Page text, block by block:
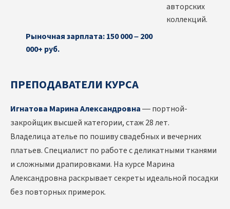
авторских
коллекций.
Рыночная зарплата: 150 000 – 200
000+ руб.
ПРЕПОДАВАТЕЛИ КУРСА
Игнатова Марина Александровна— портной-
закройщик высшей категории, стаж 28 лет.
Владелица ателье по пошиву свадебных и вечерних
платьев. Специалист по работе с деликатными тканями
и сложными драпировками. На курсе Марина
Александровна раскрывает секреты идеальной посадки
без повторных примерок.